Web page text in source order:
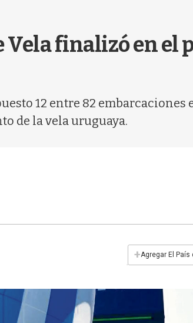
finalizó en el
12 entre 82 embarcaciones
de la vela uruguaya.
+Agregar El País